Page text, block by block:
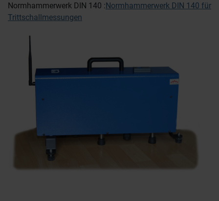
Normhammerwerk DIN 140 :Normhammerwerk DIN 140 für
Trittschallmessungen